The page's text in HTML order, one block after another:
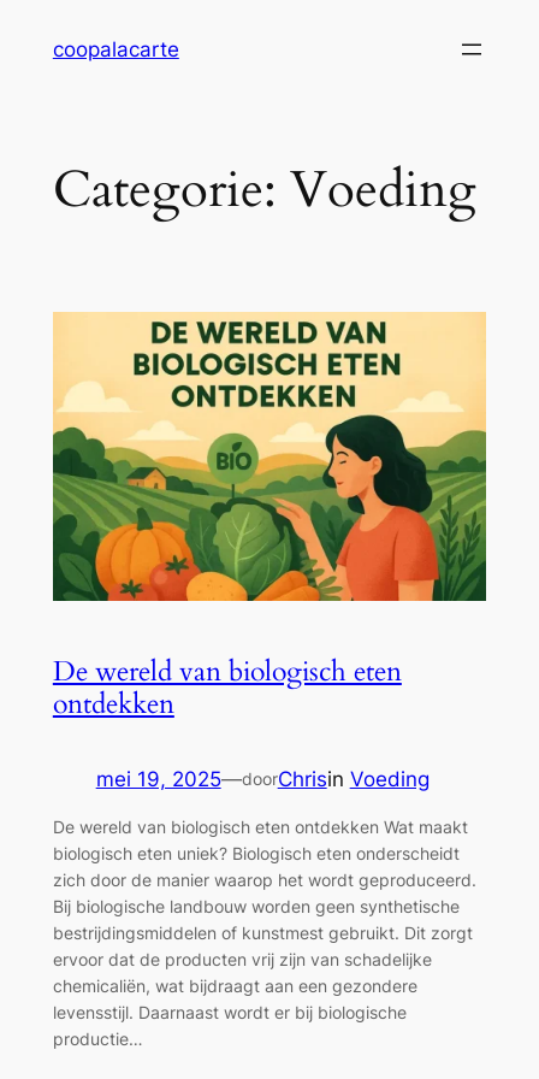
coopalacarte
Categorie: Voeding
De wereld van biologisch eten
ontdekken
mei 19, 2025—doorChrisin Voeding
De wereld van biologisch eten ontdekken Wat maakt
biologisch eten uniek? Biologisch eten onderscheidt
zich door de manier waarop het wordt geproduceerd.
Bij biologische landbouw worden geen synthetische
bestrijdingsmiddelen of kunstmest gebruikt. Dit zorgt
ervoor dat de producten vrij zijn van schadelijke
chemicaliën, wat bijdraagt aan een gezondere
levensstijl. Daarnaast wordt er bij biologische
productie…